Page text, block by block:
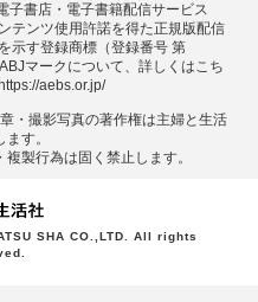
子書店・電子書籍配信サービス
テンツ使用許諾を得た正規版配信
示す登録商標（登録番号 第
マークについて、詳しくはこち
https://aebs.or.jp/
・撮影写真の著作権は主婦と⽣活
す。
製⾏為は固く禁⽌します。
SHA CO.,LTD. All rights